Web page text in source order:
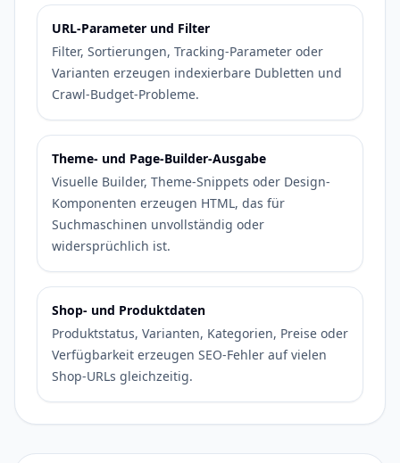
URL-Parameter und Filter
Filter, Sortierungen, Tracking-Parameter oder
Varianten erzeugen indexierbare Dubletten und
Crawl-Budget-Probleme.
Theme- und Page-Builder-Ausgabe
Visuelle Builder, Theme-Snippets oder Design-
Komponenten erzeugen HTML, das für
Suchmaschinen unvollständig oder
widersprüchlich ist.
Shop- und Produktdaten
Produktstatus, Varianten, Kategorien, Preise oder
Verfügbarkeit erzeugen SEO-Fehler auf vielen
Shop-URLs gleichzeitig.